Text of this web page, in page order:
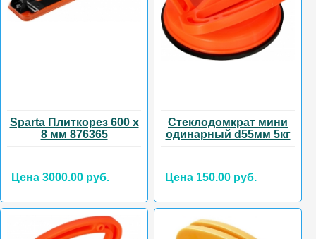
Sparta Плиткорез 600 х
8 мм 876365
Цена 3000.00 руб.
Стеклодомкрат мини
одинарный d55мм 5кг
Цена 150.00 руб.